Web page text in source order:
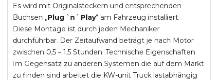
Es wird mit Originalsteckern und entsprechenden
Buchsen „Plug `n´ Play“ am Fahrzeug installiert.
Diese Montage ist durch jeden Mechaniker
durchführbar. Der Zeitaufwand beträgt je nach Motor
zwischen 0,5 – 1,5 Stunden. Technische Eigenschaften
Im Gegensatz zu anderen Systemen die auf dem Markt
zu finden sind arbeitet die KW-unit Truck lastabhängig